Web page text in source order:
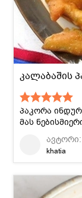
კალაბაშის
პაკორა
მას
ავტორი:
khatia